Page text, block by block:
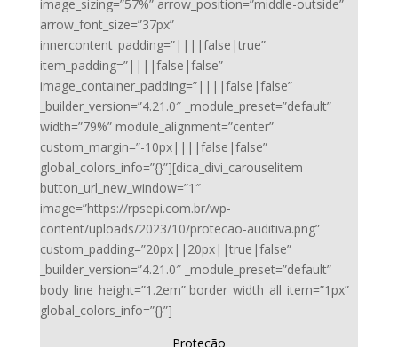
image_sizing=”57%” arrow_position=”middle-outside”
arrow_font_size=”37px”
innercontent_padding=”||||false|true”
item_padding=”||||false|false”
image_container_padding=”||||false|false”
_builder_version=”4.21.0″ _module_preset=”default”
width=”79%” module_alignment=”center”
custom_margin=”-10px||||false|false”
global_colors_info=”{}”][dica_divi_carouselitem
button_url_new_window=”1″
image=”https://rpsepi.com.br/wp-
content/uploads/2023/10/protecao-auditiva.png”
custom_padding=”20px||20px||true|false”
_builder_version=”4.21.0″ _module_preset=”default”
body_line_height=”1.2em” border_width_all_item=”1px”
global_colors_info=”{}”]
Proteção